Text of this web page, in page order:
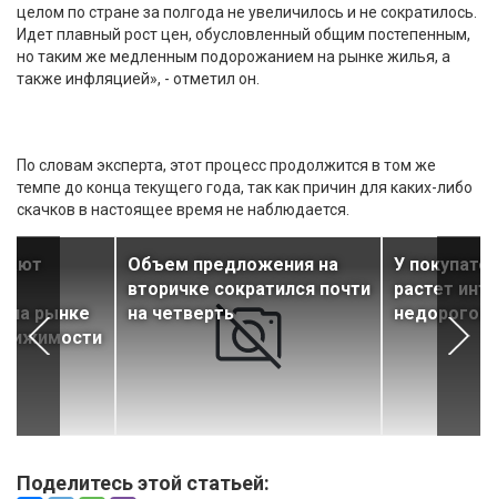
целом по стране за полгода не увеличилось и не сократилось.
Идет плавный рост цен, обусловленный общим постепенным,
но таким же медленным подорожанием на рынке жилья, а
также инфляцией», - отметил он.
По словам эксперта, этот процесс продолжится в том же
темпе до конца текущего года, так как причин для каких-либо
скачков в настоящее время не наблюдается.
на рынке
Объем предложения на
вторичке сократился почти
на четверть
У
растет
Поделитесь этой статьей: